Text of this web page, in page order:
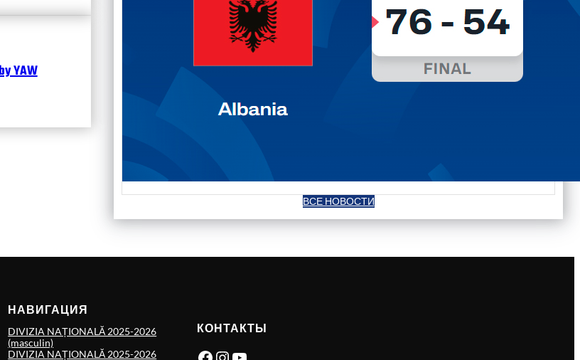
YAW
ВСЕ НОВОСТИ
НАВИГАЦИЯ
DIVIZIA NAȚIONALĂ 2025-2026
(masculin)
DIVIZIA NAȚIONALĂ 2025-2026
КОНТАКТЫ